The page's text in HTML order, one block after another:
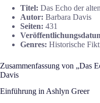
Titel: Das Echo der
Autor: Barbara Davis
Seiten: 431
Genres: Historische
Zusammenfassung von „Das
Davis
Einführung in Ashlyn Greer